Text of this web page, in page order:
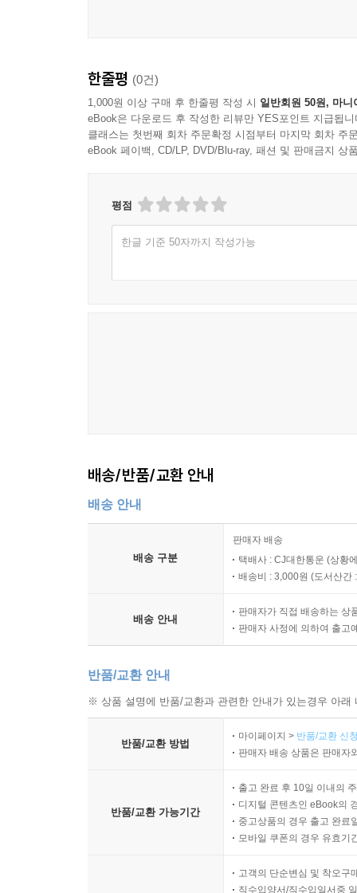
한줄평 (0건)
1,000원 이상 구매 후 한줄평 작성 시 일반회원 50원, 마니
eBook은 다운로드 후 작성한 리뷰만 YES포인트 지급됩니
클래스는 첫번째 회차 주문확정 시점부터 마지막 회차 주
eBook 페이백, CD/LP, DVD/Blu-ray, 패션 및 판매금지 상
평점
한글 기준 50자까지 작성가능
배송/반품/교환 안내
배송 안내
배송 구분
판매자 배송
택배사 : CJ대한통운 (상황
배송비 : 3,000원 (도서산간
배송 안내
판매자가 직접 배송하는 상
판매자 사정에 의하여 출고
반품/교환 안내
※ 상품 설명에 반품/교환과 관련한 안내가 있는경우 아
반품/교환 방법
마이페이지 > 반품/교환 신
판매자 배송 상품은 판매자
반품/교환 가능기간
출고 완료 후 10일 이내의
디지털 콘텐츠인 eBook의
중고상품의 경우 출고 완료
모바일 쿠폰의 경우 유효기
고객의 단순변심 및 착오구
직수입양서/직수입일서중